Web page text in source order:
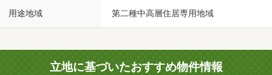
用途地域 第二種中高層住居専用地域
立地に基づいたおすすめ物件情報